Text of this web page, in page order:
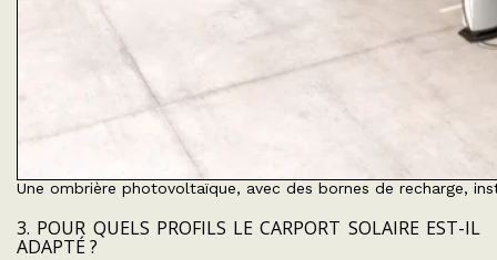
Une ombrière photovoltaïque, avec des bornes de recharge,
3. POUR QUELS PROFILS LE CARPORT SOLAIRE EST-IL
ADAPTÉ ?